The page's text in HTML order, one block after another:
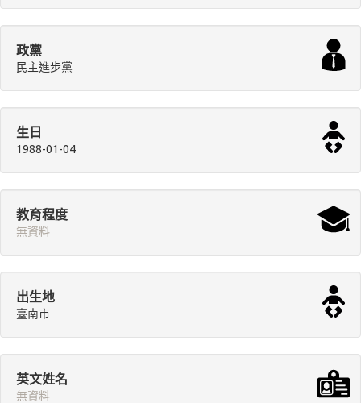
政黨
民主進步黨
生日
1988-01-04
教育程度
無資料
出生地
臺南市
英文姓名
無資料